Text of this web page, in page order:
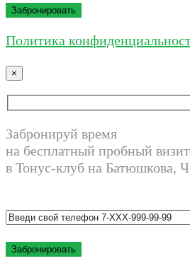
Политика
×
Забронируй время
на бесплатный пробный визит
в Тонус-клуб на Батюшкова,